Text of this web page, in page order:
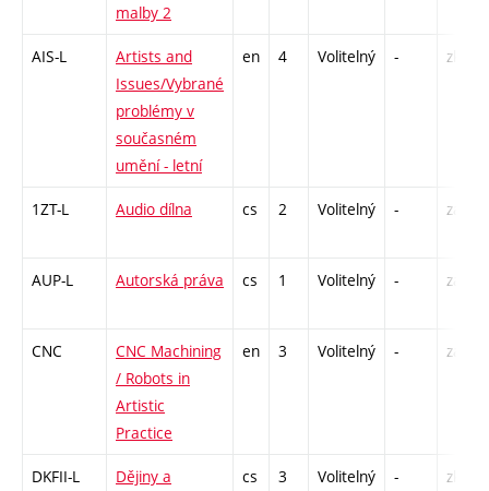
malby 2
AIS-L
Artists and
Issues/Vybrané
problémy v
současném
umění - letní
en 4 Volitelný - zk
1ZT-L Audio dílna cs 2 Volitelný - zá
AUP-L Autorská práva cs 1 Volitelný - zá
CNC
CNC Machining
/ Robots in
Artistic
Practice
en 3 Volitelný - zá
DKFII-L
Dějiny a
cs 3 Volitelný - zk